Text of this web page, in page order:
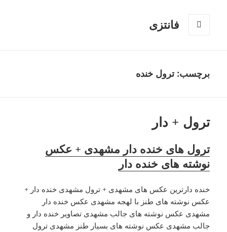
فانتزی
برچسب: ترول خنده
ترول + دار
ترول های خنده دار مشهدی + عکس
نوشته های خنده دار
خنده دارترین عکس های مشهدی + ترول مشهدی خنده دار +
عکس نوشته های طنز با لهجه مشهدی عکس خنده دار
مشهدی عکس نوشته های جالب مشهدی تصاویر خنده دار و
جالب مشهدی عکس نوشته های بسیار طنز مشهدی ترول